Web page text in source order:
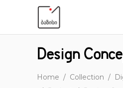
Design
Home / Collection /